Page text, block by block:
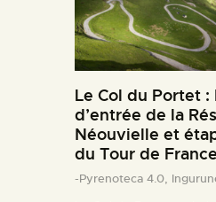
Le Col du Portet :
d’entrée de la
Néouvielle et
du Tour de France
-Pyrenoteca 4.0,